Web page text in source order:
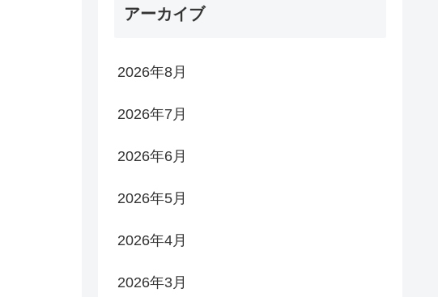
アーカイブ
2026年8月
2026年7月
2026年6月
2026年5月
2026年4月
2026年3月